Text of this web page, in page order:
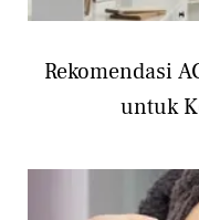
Rekomendasi
untuk